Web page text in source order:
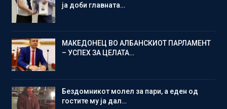
ја доби главната…
МАКЕДОНЕЦ ВО АЛБАНСКИОТ ПАРЛАМЕНТ
– УСПЕХ ЗА ЦЕЛАТА…
Бездомникот молел за пари, а еден од
гостите му ја дал…